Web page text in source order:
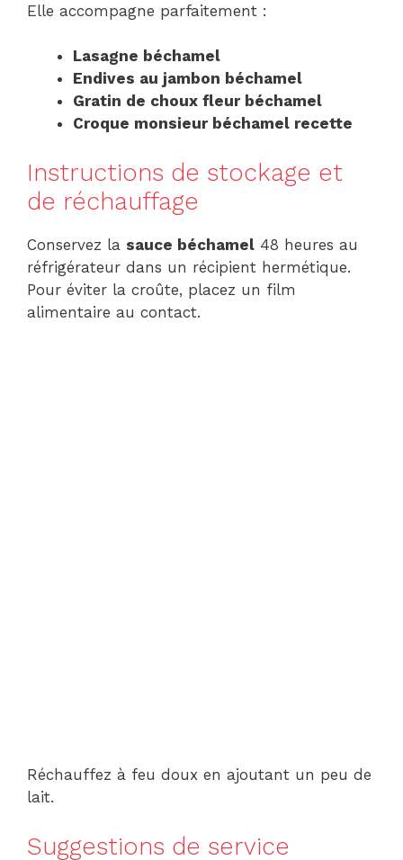
Elle accompagne parfaitement :
Lasagne béchamel
Endives au jambon béchamel
Gratin de choux fleur béchamel
Croque monsieur béchamel recette
Instructions de stockage et
de réchauffage
Conservez la sauce béchamel 48 heures au
réfrigérateur dans un récipient hermétique.
Pour éviter la croûte, placez un film
alimentaire au contact.
Réchauffez à feu doux en ajoutant un peu de
lait.
Suggestions de service